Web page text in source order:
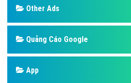
SEO
Banner
Facebook